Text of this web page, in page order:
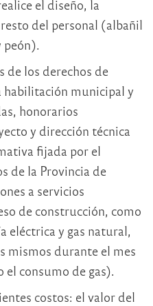
el diseño, la
del personal (albañil
peón).
de los derechos de
habilitación municipal y
honorarios
y dirección técnica
fijada por el
de la Provincia de
a servicios
de construcción, como
eléctrica y gas natural,
mismos durante el mes
el consumo de gas).
costos: el valor del